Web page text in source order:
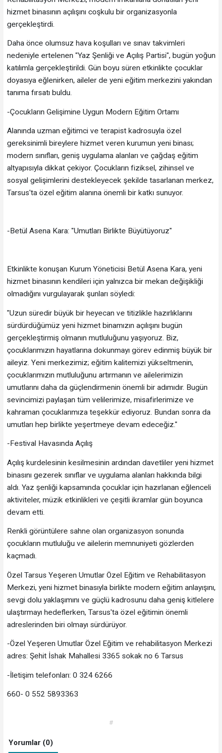
hizmet binasının açılışını coşkulu bir organizasyonla
gerçekleştirdi.
Daha önce olumsuz hava koşulları ve sınav takvimleri
nedeniyle ertelenen "Yaz Şenliği ve Açılış Partisi", bugün yoğun
katılımla gerçekleştirildi. Gün boyu süren etkinlikte çocuklar
doyasıya eğlenirken, aileler de yeni eğitim merkezini yakından
tanıma fırsatı buldu.
-Çocukların Gelişimine Uygun Modern Eğitim Ortamı
Alanında uzman eğitimci ve terapist kadrosuyla özel
gereksinimli bireylere hizmet veren kurumun yeni binası;
modern sınıfları, geniş uygulama alanları ve çağdaş eğitim
altyapısıyla dikkat çekiyor. Çocukların fiziksel, zihinsel ve
sosyal gelişimlerini destekleyecek şekilde tasarlanan merkez,
Tarsus'ta özel eğitim alanına önemli bir katkı sunuyor.
-Betül Asena Kara: "Umutları Birlikte Büyütüyoruz"
Etkinlikte konuşan Kurum Yöneticisi Betül Asena Kara, yeni
hizmet binasının kendileri için yalnızca bir mekan değişikliği
olmadığını vurgulayarak şunları söyledi:
"Uzun süredir büyük bir heyecan ve titizlikle hazırlıklarını
sürdürdüğümüz yeni hizmet binamızın açılışını bugün
gerçekleştirmiş olmanın mutluluğunu yaşıyoruz. Biz,
çocuklarımızın hayatlarına dokunmayı görev edinmiş büyük bir
aileyiz. Yeni merkezimiz; eğitim kalitemizi yükseltmenin,
çocuklarımızın mutluluğunu artırmanın ve ailelerimizin
umutlarını daha da güçlendirmenin önemli bir adımıdır. Bugün
sevincimizi paylaşan tüm velilerimize, misafirlerimize ve
kahraman çocuklarımıza teşekkür ediyoruz. Bundan sonra da
umutları hep birlikte yeşertmeye devam edeceğiz."
-Festival Havasında Açılış
Açılış kurdelesinin kesilmesinin ardından davetliler yeni hizmet
binasını gezerek sınıflar ve uygulama alanları hakkında bilgi
aldı. Yaz şenliği kapsamında çocuklar için hazırlanan eğlenceli
aktiviteler, müzik etkinlikleri ve çeşitli ikramlar gün boyunca
devam etti.
Renkli görüntülere sahne olan organizasyon sonunda
çocukların mutluluğu ve ailelerin memnuniyeti gözlerden
kaçmadı.
Özel Tarsus Yeşeren Umutlar Özel Eğitim ve Rehabilitasyon
Merkezi, yeni hizmet binasıyla birlikte modern eğitim anlayışını,
sevgi dolu yaklaşımını ve güçlü kadrosunu daha geniş kitlelere
ulaştırmayı hedeflerken, Tarsus'ta özel eğitimin önemli
adreslerinden biri olmayı sürdürüyor.
-Özel Yeşeren Umutlar Özel Eğitim ve rehabilitasyon Merkezi
adres: Şehit İshak Mahallesi 3365 sokak no 6 Tarsus
-İletişim telefonları: 0 324 6266
660- 0 552 5893363
#
Yorumlar (0)